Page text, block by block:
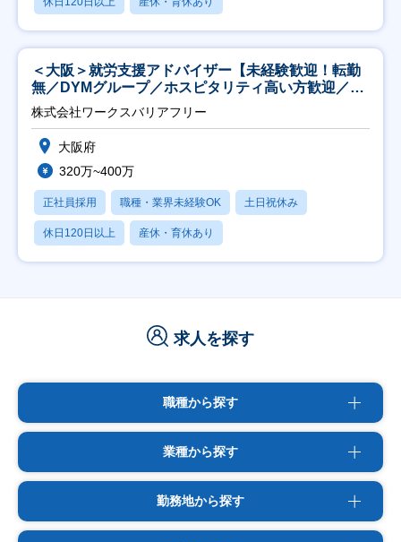
＜大阪＞就労支援アドバイザー【未経験歓迎！転勤
無／DYMグループ／ホスピタリティ高い方歓迎／土
日祝】
株式会社ワークスバリアフリー
大阪府
320万~400万
正社員採用 職種・業界未経験OK 土日祝休み
休日120日以上 産休・育休あり
求人を探す
職種から探す
業種から探す
勤務地から探す